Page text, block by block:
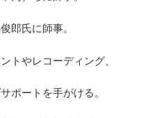
郎氏に師事。
トやレコーディング、
ポートを手がける。